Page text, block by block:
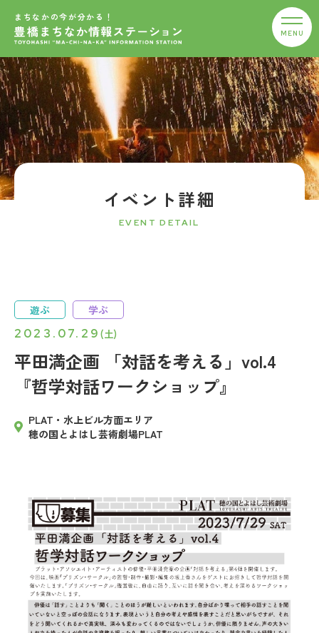
まちなかの今が分かる！
イベント詳細
EVENT DETAIL
平田満企画 「対話を考える」vol.4
『哲学対話ワークショップ』
2023.07.29 (土)
遊ぶ 学ぶ
PLAT・水上ビル方面エリア
穂の国とよはし芸術劇場PLAT